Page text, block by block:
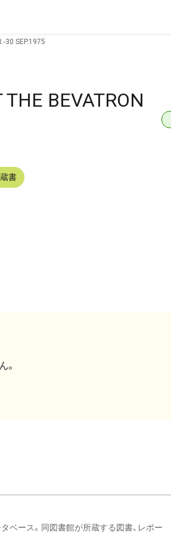
30 SEP.1975
BEVATRON
書
。
ベース。同図書館が所蔵する図書、レポー